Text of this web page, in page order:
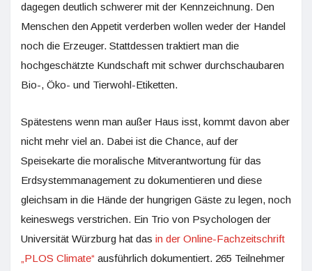
dagegen deutlich schwerer mit der Kennzeichnung. Den
Menschen den Appetit verderben wollen weder der Handel
noch die Erzeuger. Stattdessen traktiert man die
hochgeschätzte Kundschaft mit schwer durchschaubaren
Bio-, Öko- und Tierwohl-Etiketten.
Spätestens wenn man außer Haus isst, kommt davon aber
nicht mehr viel an. Dabei ist die Chance, auf der
Speisekarte die moralische Mitverantwortung für das
Erdsystemmanagement zu dokumentieren und diese
gleichsam in die Hände der hungrigen Gäste zu legen, noch
keineswegs verstrichen. Ein Trio von Psychologen der
Universität Würzburg hat das in der Online-Fachzeitschrift
„PLOS Climate“ ausführlich dokumentiert. 265 Teilnehmer